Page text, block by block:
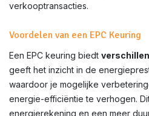
verkooptransacties.
Voordelen van een EPC Keuring
Een EPC keuring biedt
geeft het inzicht in de
waardoor je mogelijke
energie-efficiëntie te verhogen.
energierekening en een meer